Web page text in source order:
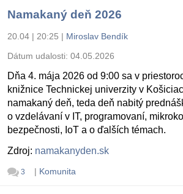
Namakaný deň 2026
20.04 | 20:25 | Miroslav Bendík
Dátum udalosti: 04.05.2026
Dňa 4. mája 2026 od 9:00 sa v
knižnice Technickej univerzity v
namakaný deň, teda deň nabitý
o vzdelávaní v IT, programovaní,
bezpečnosti, IoT a o ďalších témach.
Zdroj: namakanyden.sk
3 | Komunita